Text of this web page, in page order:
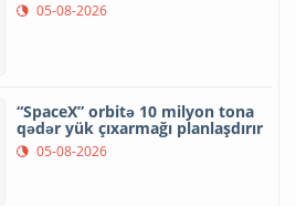
05-08-2026
“SpaceX” orbitə 10 milyon tona
qədər yük çıxarmağı planlaşdırır
05-08-2026